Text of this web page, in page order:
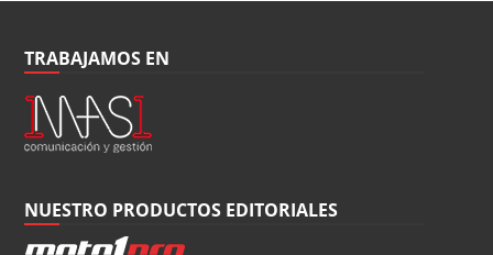
TRABAJAMOS EN
NUESTRO PRODUCTOS EDITORIALES